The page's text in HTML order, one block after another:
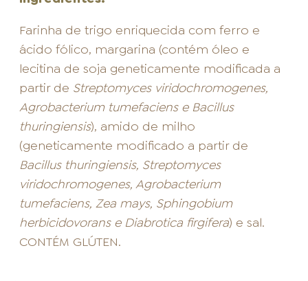
Farinha de trigo enriquecida com ferro e
ácido fólico, margarina (contém óleo e
lecitina de soja geneticamente modificada a
partir de Streptomyces viridochromogenes,
Agrobacterium tumefaciens e Bacillus
thuringiensis), amido de milho
(geneticamente modificado a partir de
Bacillus thuringiensis, Streptomyces
viridochromogenes, Agrobacterium
tumefaciens, Zea mays, Sphingobium
herbicidovorans e Diabrotica firgifera) e sal.
CONTÉM GLÚTEN.